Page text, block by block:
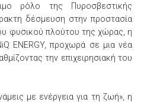
ρόλο της Πυροσβεστικής
δέσμευση στην προστασία
φυσικού πλούτου της χώρας, η
ENERGY, προχωρά σε μια νέα
την επιχειρησιακή του
με ενέργεια για τη ζωή», η